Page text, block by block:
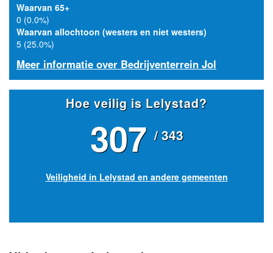
Waarvan 65+
0 (0.0%)
Waarvan allochtoon (westers en niet westers)
5 (25.0%)
Meer informatie over Bedrijventerrein Jol
Hoe veilig is Lelystad?
307 / 343
Veiligheid in Lelystad en andere gemeenten